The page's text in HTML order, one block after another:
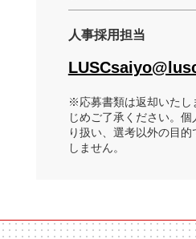
人事採用担当
※応募書類は返却いたし
じめご了承ください。
り扱い、選考以外の目
しません。